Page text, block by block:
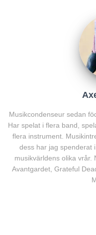
Musikcondenseur sedan
Har spelat i flera band,
flera instrument.
dess har jag spenderat
musikvärldens olika vrår.
Avantgardet, Grateful